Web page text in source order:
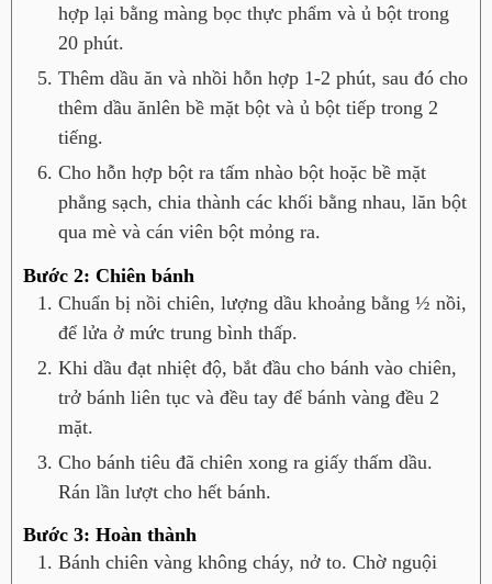
hợp lại bằng màng bọc thực phẩm và ủ bột trong
20 phút.
Thêm dầu ăn và nhồi hỗn hợp 1-2 phút, sau đó cho
thêm dầu ănlên bề mặt bột và ủ bột tiếp trong 2
tiếng.
Cho hỗn hợp bột ra tấm nhào bột hoặc bề mặt
phẳng sạch, chia thành các khối bằng nhau, lăn bột
qua mè và cán viên bột mỏng ra.
Bước 2: Chiên bánh
Chuẩn bị nồi chiên, lượng dầu khoảng bằng ½ nồi,
để lửa ở mức trung bình thấp.
Khi dầu đạt nhiệt độ, bắt đầu cho bánh vào chiên,
trở bánh liên tục và đều tay để bánh vàng đều 2
mặt.
Cho bánh tiêu đã chiên xong ra giấy thấm dầu.
Rán lần lượt cho hết bánh.
Bước 3: Hoàn thành
Bánh chiên vàng không cháy, nở to. Chờ nguội